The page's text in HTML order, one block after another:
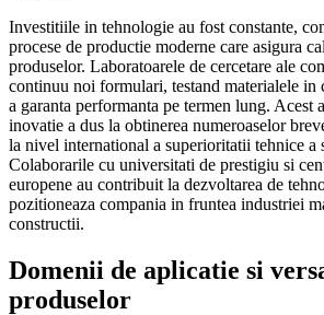
Investitiile in tehnologie au fost constante,
procese de productie moderne care asigura
produselor. Laboratoarele de cercetare ale
continuu noi formulari, testand materialele in
a garanta performanta pe termen lung. Acest
inovatie a dus la obtinerea numeroaselor
la nivel international a superioritatii tehnice a
Colaborarile cu universitati de prestigiu si
europene au contribuit la dezvoltarea de
pozitioneaza compania in fruntea industriei
constructii.
Domenii de aplicatie si
produselor